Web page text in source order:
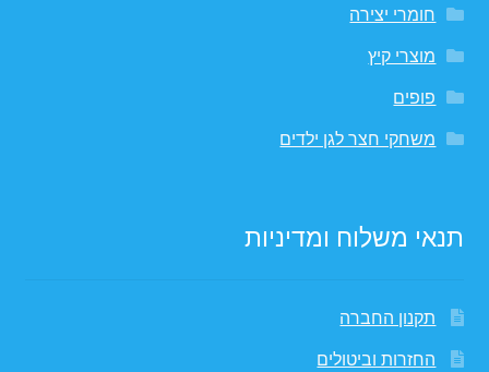
חומרי יצירה
מוצרי קיץ
פופים
משחקי חצר לגן ילדים
תנאי משלוח ומדיניות
תקנון החברה
החזרות וביטולים